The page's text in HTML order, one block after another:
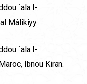
`ala l-
Mâlikiyy
`ala l-
Ibnou Kiran.